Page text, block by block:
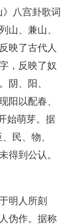
八宫卦歌词
山、兼山、
映了古代人
，反映了奴
阴、阳、
阳以配春、
始萌芽。据
民、物、
得到公认。
明人所刻
伪作。据称